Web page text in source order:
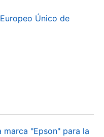
Único de
"Epson" para la